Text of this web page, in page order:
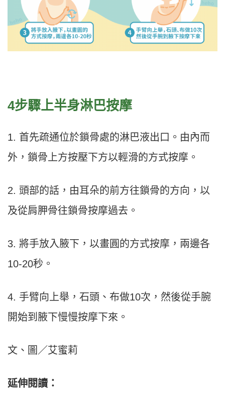
4步驟上半身淋巴按摩
1. 首先疏通位於鎖骨處的淋巴液出口。由內而
外，鎖骨上方按壓下方以輕滑的方式按摩。
2. 頭部的話，由耳朵的前方往鎖骨的方向，以
及從肩胛骨往鎖骨按摩過去。
3. 將手放入腋下，以畫圓的方式按摩，兩邊各
10-20秒。
4. 手臂向上舉，石頭、布做10次，然後從手腕
開始到腋下慢慢按摩下來。
文、圖／艾蜜莉
延伸閱讀：